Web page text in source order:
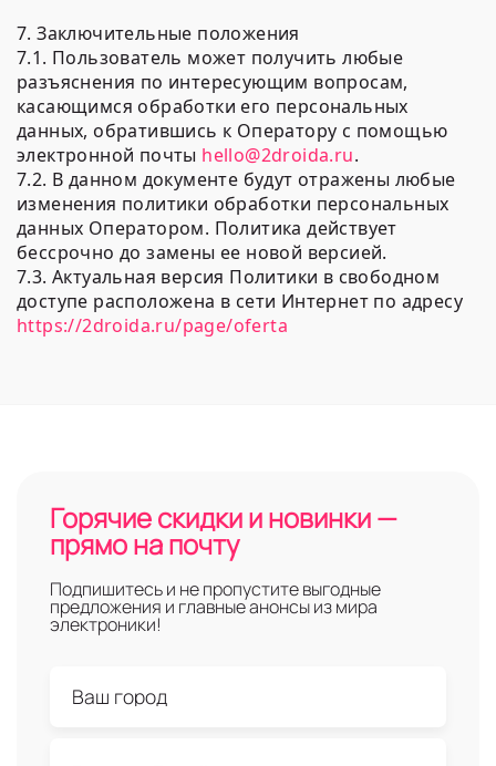
7. Заключительные положения
7.1. Пользователь может получить любые
разъяснения по интересующим вопросам,
касающимся обработки его персональных
данных, обратившись к Оператору с помощью
электронной почты hello@2droida.ru.
7.2. В данном документе будут отражены любые
изменения политики обработки персональных
данных Оператором. Политика действует
бессрочно до замены ее новой версией.
7.3. Актуальная версия Политики в свободном
доступе расположена в сети Интернет по адресу
https://2droida.ru/page/oferta
Горячие скидки и новинки —
прямо на почту
Подпишитесь и не пропустите выгодные
предложения и главные анонсы из мира
электроники!